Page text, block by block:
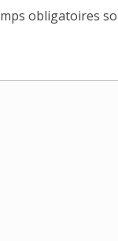
obligatoires